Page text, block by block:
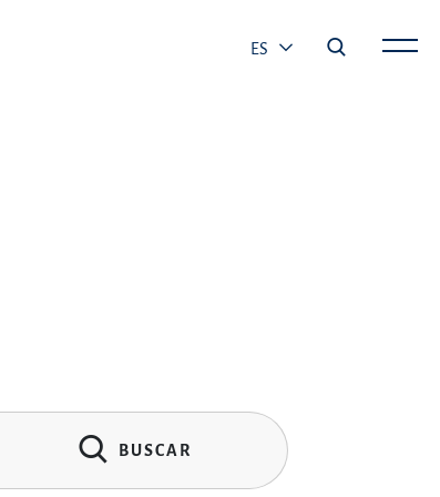
ES
BUSCAR